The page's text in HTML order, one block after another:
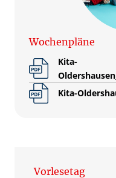
Wochenpläne
Kita-
Kita-
Vorlesetag